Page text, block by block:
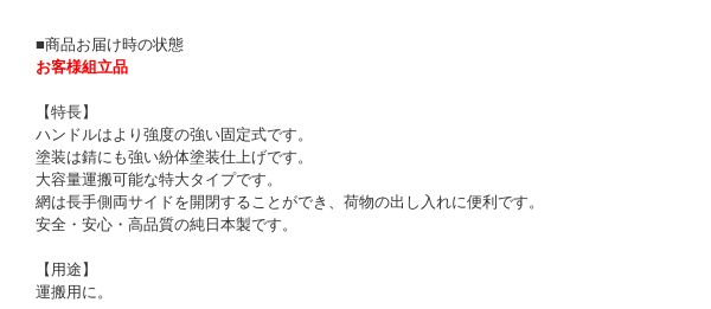
■商品お届け時の状態
お客様組立品
【特長】
ハンドルはより強度の強い固定式です。
塗装は錆にも強い紛体塗装仕上げです。
大容量運搬可能な特大タイプです。
網は長手側両サイドを開閉することができ、荷物の出し入れに便利です。
安全・安心・高品質の純日本製です。
【用途】
運搬用に。